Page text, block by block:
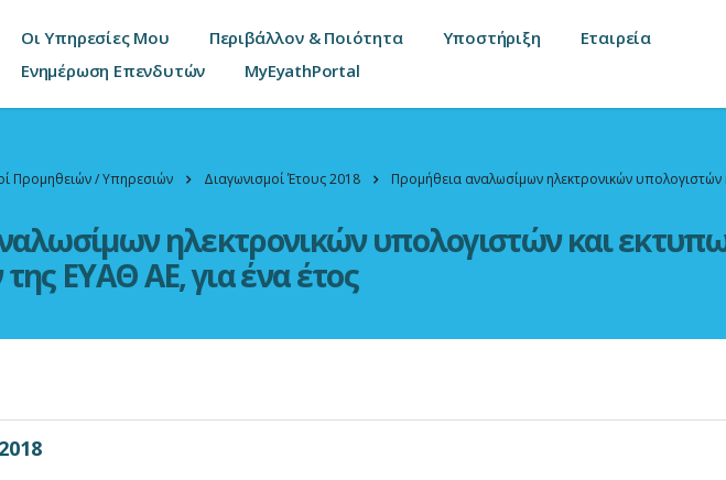
Οι Υπηρεσίες Μου Περιβάλλον & Ποιότητα Υποστήριξη
Εταιρεία
Ενημέρωση Επενδυτών
MyEyathPortal
Προμηθειών / Υπηρεσιών Διαγωνισμοί Έτους 2018
Προμήθεια αναλωσίμων ηλεκτρονικών
ηλεκτρονικών υπολογιστών και
ΕΥΑΘ ΑΕ, για ένα έτος